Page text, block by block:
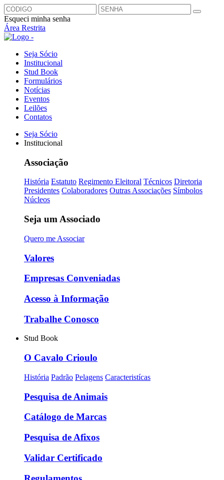
Esqueci minha senha
Área Restrita
Seja Sócio
Institucional
Stud Book
Formulários
Notícias
Eventos
Leilões
Contatos
Seja Sócio
Institucional
Associação
História Estatuto Regimento Eleitoral Técnicos Diretoria
Presidentes Colaboradores Outras Associações Símbolos
Núcleos
Seja um Associado
Quero me Associar
Valores
Empresas Conveniadas
Acesso à Informação
Trabalhe Conosco
Stud Book
O Cavalo Crioulo
História Padrão Pelagens Caracteristícas
Pesquisa de Animais
Catálogo de Marcas
Pesquisa de Afixos
Validar Certificado